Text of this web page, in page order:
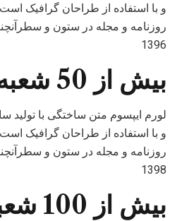
و با استفاده از طراحان گرافیک
روزنامه و مجله در ستون و
1396
بیش از 50 شعبه
لورم ایپسوم متن ساختگی با
و با استفاده از طراحان گرافیک
روزنامه و مجله در ستون و
1398
بیش از 100 شعبه